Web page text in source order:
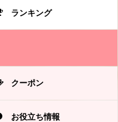
ランキング
クーポン
お役立ち情報